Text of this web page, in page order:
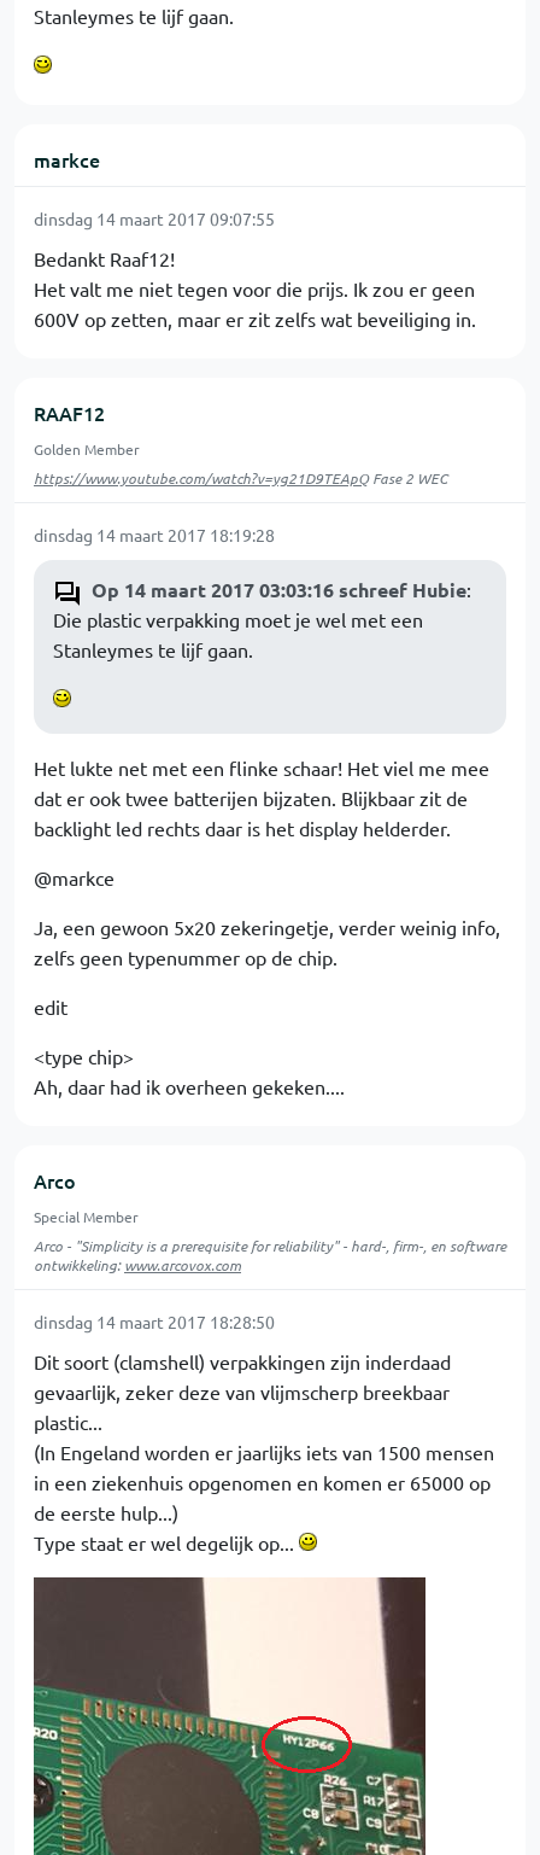
Stanleymes te lijf gaan.
markce
dinsdag 14 maart 2017 09:07:55
Bedankt Raaf12!
Het valt me niet tegen voor die prijs. Ik zou er geen
600V op zetten, maar er zit zelfs wat beveiliging in.
RAAF12
Golden Member
https://www.youtube.com/watch?v=yg21D9TEApQFase 2 WEC
dinsdag 14 maart 2017 18:19:28
Op 14 maart 2017 03:03:16 schreef Hubie:
Die plastic verpakking moet je wel met een
Stanleymes te lijf gaan.
Het lukte net met een flinke schaar! Het viel me mee
dat er ook twee batterijen bijzaten. Blijkbaar zit de
backlight led rechts daar is het display helderder.
@markce
Ja, een gewoon 5x20 zekeringetje, verder weinig info,
zelfs geen typenummer op de chip.
edit
<type chip>
Ah, daar had ik overheen gekeken....
Arco
Special Member
Arco - "Simplicity is a prerequisite for reliability" - hard-, firm-, en software
ontwikkeling:www.arcovox.com
dinsdag 14 maart 2017 18:28:50
Dit soort (clamshell) verpakkingen zijn inderdaad
gevaarlijk, zeker deze van vlijmscherp breekbaar
plastic...
(In Engeland worden er jaarlijks iets van 1500 mensen
in een ziekenhuis opgenomen en komen er 65000 op
de eerste hulp...)
Type staat er wel degelijk op...